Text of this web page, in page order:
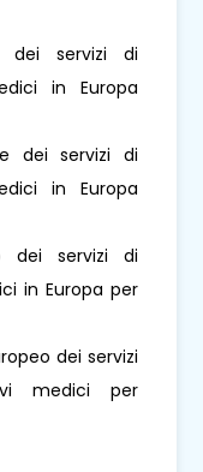
dei servizi di
in Europa
dei servizi di
in Europa
dei servizi di
in Europa per
dei servizi
medici per